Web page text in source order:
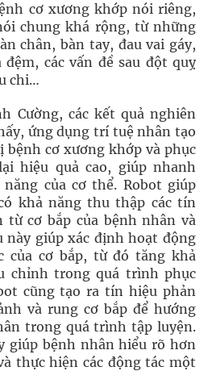
cơ xương khớp nói riêng,
chung khá rộng, từ những
chân, bàn tay, đau vai gáy,
các vấn đề sau đột quỵ
chi…
Cường, các kết quả nghiên
ứng dụng trí tuệ nhân tạo
cơ xương khớp và phục
hiệu quả cao, giúp nhanh
của cơ thể. Robot giúp
khả năng thu thập các tín
cơ bắp của bệnh nhân và
này giúp xác định hoạt động
của cơ bắp, từ đó tăng khả
chỉnh trong quá trình phục
cũng tạo ra tín hiệu phản
và rung cơ bắp để hướng
trong quá trình tập luyện.
giúp bệnh nhân hiểu rõ hơn
thực hiện các động tác một